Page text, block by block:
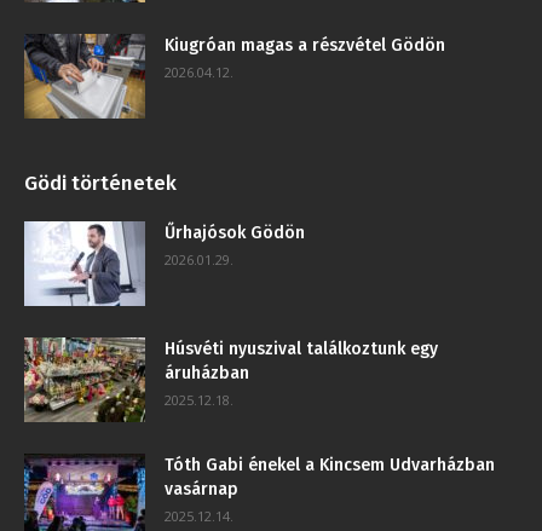
Kiugróan magas a részvétel Gödön
2026.04.12.
Gödi történetek
Űrhajósok Gödön
2026.01.29.
Húsvéti nyuszival találkoztunk egy
áruházban
2025.12.18.
Tóth Gabi énekel a Kincsem Udvarházban
vasárnap
2025.12.14.